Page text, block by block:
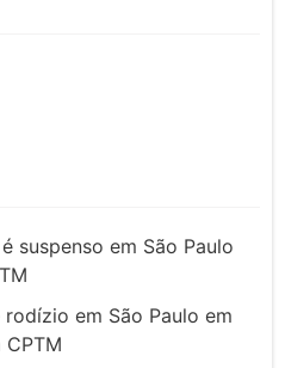
suspenso em São Paulo
em São Paulo em